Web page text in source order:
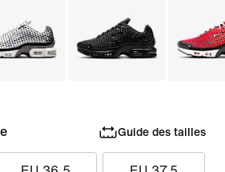
Guide des tailles